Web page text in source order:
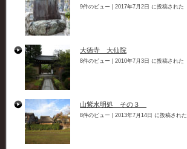
9件のビュー 2017年7月2日 に投稿された
大徳寺 大仙院
8件のビュー 2010年7月3日 に投稿された
山紫水明処 その３
8件のビュー 2013年7月14日 に投稿された